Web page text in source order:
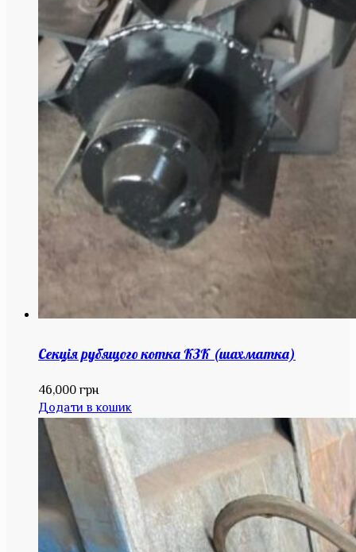
Секція рубящого котка КЗК (шахматка)
46,000грн
Додати в кошик